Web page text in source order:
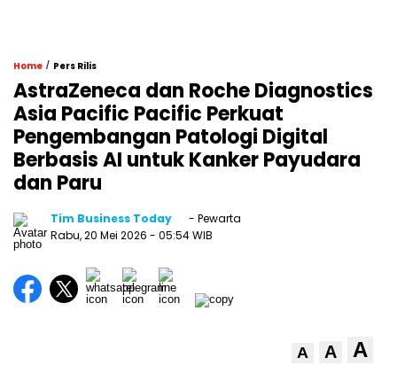
Home / Pers Rilis
AstraZeneca dan Roche Diagnostics
Asia Pacific Pacific Perkuat
Pengembangan Patologi Digital
Berbasis AI untuk Kanker Payudara
dan Paru
Tim Business Today
- Pewarta
Rabu, 20 Mei 2026 - 05:54 WIB
A A A